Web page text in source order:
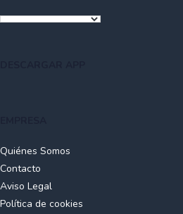
Quiénes Somos
Contacto
Aviso Legal
Política de cookies